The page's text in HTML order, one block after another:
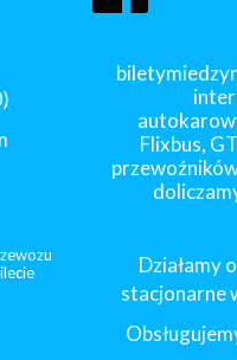
Flixbus,
Działamy
stacjonarne